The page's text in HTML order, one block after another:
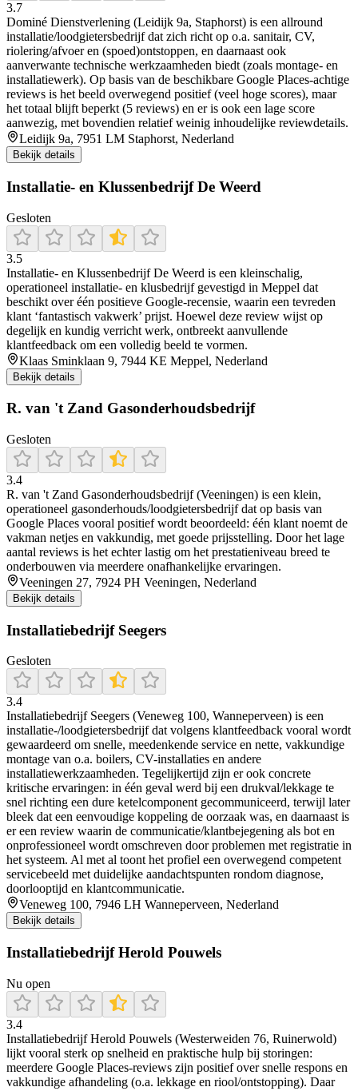
3.7
Dominé Dienstverlening (Leidijk 9a, Staphorst) is een allround
installatie/loodgietersbedrijf dat zich richt op o.a. sanitair, CV,
riolering/afvoer en (spoed)ontstoppen, en daarnaast ook
aanverwante technische werkzaamheden biedt (zoals montage- en
installatiewerk). Op basis van de beschikbare Google Places-achtige
reviews is het beeld overwegend positief (veel hoge scores), maar
het totaal blijft beperkt (5 reviews) en er is ook een lage score
aanwezig, met bovendien relatief weinig inhoudelijke reviewdetails.
Leidijk 9a, 7951 LM Staphorst, Nederland
Bekijk details
Installatie- en Klussenbedrijf De Weerd
Gesloten
3.5
Installatie‑ en Klussenbedrijf De Weerd is een kleinschalig,
operationeel installatie‑ en klusbedrijf gevestigd in Meppel dat
beschikt over één positieve Google-recensie, waarin een tevreden
klant ‘fantastisch vakwerk’ prijst. Hoewel deze review wijst op
degelijk en kundig verricht werk, ontbreekt aanvullende
klantfeedback om een volledig beeld te vormen.
Klaas Sminklaan 9, 7944 KE Meppel, Nederland
Bekijk details
R. van 't Zand Gasonderhoudsbedrijf
Gesloten
3.4
R. van 't Zand Gasonderhoudsbedrijf (Veeningen) is een klein,
operationeel gasonderhouds/loodgietersbedrijf dat op basis van
Google Places vooral positief wordt beoordeeld: één klant noemt de
vakman netjes en vakkundig, met goede prijsstelling. Door het lage
aantal reviews is het echter lastig om het prestatieniveau breed te
onderbouwen via meerdere onafhankelijke ervaringen.
Veeningen 27, 7924 PH Veeningen, Nederland
Bekijk details
Installatiebedrijf Seegers
Gesloten
3.4
Installatiebedrijf Seegers (Veneweg 100, Wanneperveen) is een
installatie-/loodgietersbedrijf dat volgens klantfeedback vooral wordt
gewaardeerd om snelle, meedenkende service en nette, vakkundige
montage van o.a. boilers, CV-installaties en andere
installatiewerkzaamheden. Tegelijkertijd zijn er ook concrete
kritische ervaringen: in één geval werd bij een drukval/lekkage te
snel richting een dure ketelcomponent gecommuniceerd, terwijl later
bleek dat een eenvoudige koppeling de oorzaak was, en daarnaast is
er een review waarin de communicatie/klantbejegening als bot en
onprofessioneel wordt omschreven door problemen met registratie in
het systeem. Al met al toont het profiel een overwegend competent
servicebeeld met duidelijke aandachtspunten rondom diagnose,
doorlooptijd en klantcommunicatie.
Veneweg 100, 7946 LH Wanneperveen, Nederland
Bekijk details
Installatiebedrijf Herold Pouwels
Nu open
3.4
Installatiebedrijf Herold Pouwels (Westerweiden 76, Ruinerwold)
lijkt vooral sterk op snelheid en praktische hulp bij storingen:
meerdere Google Places-reviews zijn positief over snelle respons en
vakkundige afhandeling (o.a. lekkage en riool/ontstopping). Daar